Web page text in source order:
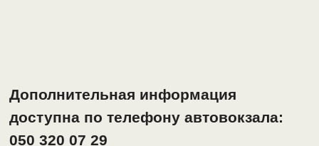
Дополнительная информация
доступна по телефону автовокзала:
050 320 07 29